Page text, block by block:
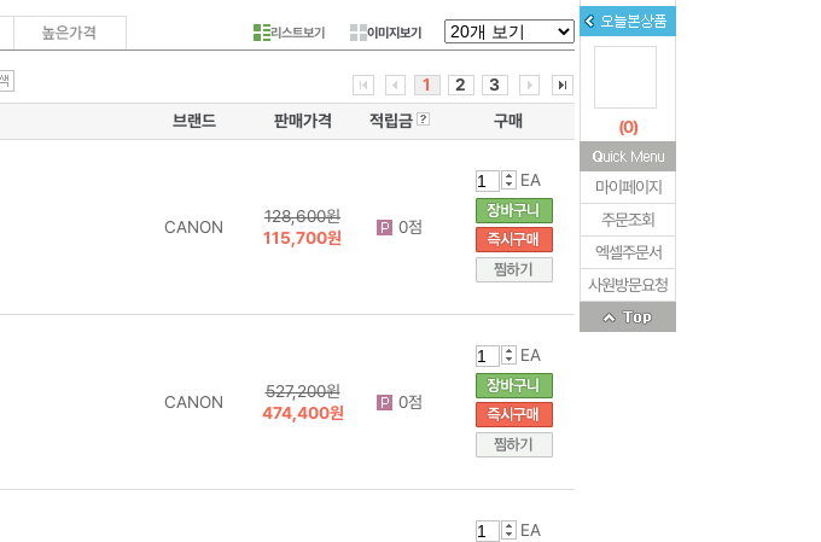
리스트보기 이미지보기
1 2
3
브랜드 판매가격 적립금 구매
CANON
128,600원
115,700원
0점
EA
CANON
527,200원
474,400원
0점
EA
EA
(0)
마이페이지
주문조회
엑셀주문서
사원방문요청